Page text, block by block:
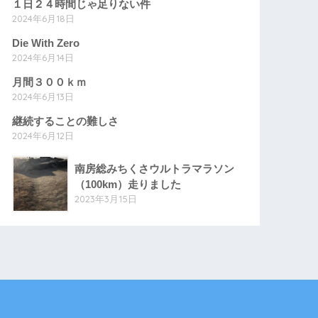
１日２４時間じゃ足りない件
2024年6月18日
Die With Zero
2024年6月14日
月間３００ｋｍ
2024年6月13日
継続することの難しさ
2024年6月12日
南房総みちくさウルトラマラソン
（100km）走りました
2023年3月15日